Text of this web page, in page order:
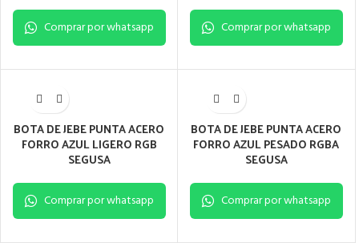
Comprar por whatsapp Comprar por whatsapp
BOTA DE JEBE PUNTA ACERO
FORRO AZUL LIGERO RGB
SEGUSA
Comprar por whatsapp
BOTA DE JEBE PUNTA ACERO
FORRO AZUL PESADO RGBA
SEGUSA
Comprar por whatsapp